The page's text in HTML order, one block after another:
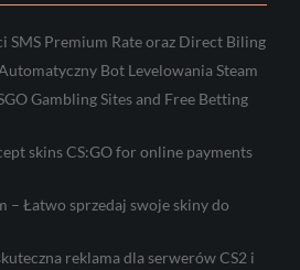
SMS Premium Rate oraz Direct Biling
Bot Levelowania Steam
Gambling Sites and Free Betting
skins CS:GO for online payments
– Łatwo sprzedaj swoje skiny do
reklama dla serwerów CS2 i